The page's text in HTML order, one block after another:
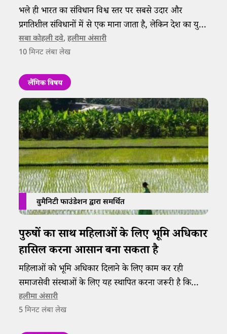
भले ही भारत का संविधान विश्व स्तर पर सबसे उदार और
प्रगतिशील संविधानों में से एक माना जाता है, लेकिन देश का युवा
इसके बारे में कम ही जानता है।
सबा कोहली दवे,हलीमा अंसारी
10 मिनट लंबा लेख
लैंगिक विषय
वुमैनिटी फाउंडेशन द्वारा समर्थित
पुरुषों का साथ महिलाओं के लिए भूमि अधिकार
हासिल करना आसान बना सकता है
महिलाओं को भूमि अधिकार दिलाने के लिए काम कर रही
समाजसेवी संस्थाओं के लिए यह स्थापित करना जरूरी है कि
लड़ाई पुरुषों से नहीं, पितृसत्ता से है।
हलीमा अंसारी
5 मिनट लंबा लेख